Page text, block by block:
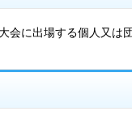
会に出場する個人又は